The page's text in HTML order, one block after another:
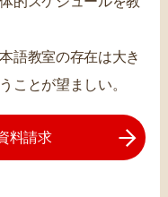
語教室の存在は大き
ことが望ましい。
料請求